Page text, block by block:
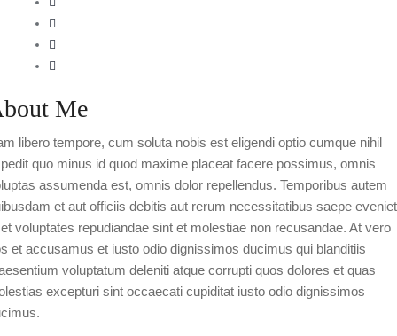
Me
libero tempore, cum soluta nobis est eligendi optio cumque nihil
quo minus id quod maxime placeat facere possimus, omnis
assumenda est, omnis dolor repellendus. Temporibus autem
et aut officiis debitis aut rerum necessitatibus saepe eveniet
voluptates repudiandae sint et molestiae non recusandae. At vero
et accusamus et iusto odio dignissimos ducimus qui blanditiis
voluptatum deleniti atque corrupti quos dolores et quas
excepturi sint occaecati cupiditat iusto odio dignissimos